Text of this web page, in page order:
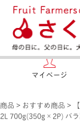
マイページ
商品 > おすすめ商品 >
2L 700g(350g×2P) バ